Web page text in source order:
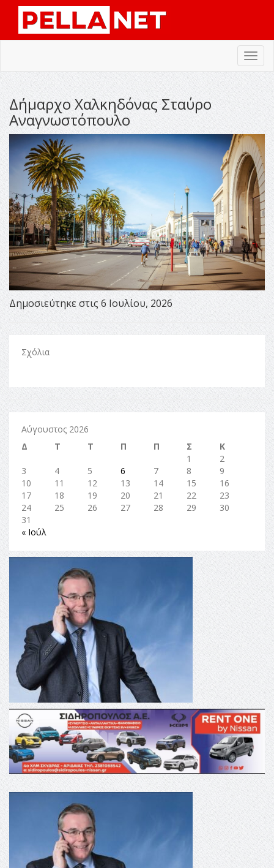
Δήμαρχο Χαλκηδόνας Σταύρο
Αναγνωστόπουλο
Δημοσιεύτηκε στις 6 Ιουλίου, 2026
Σχόλια
Αύγουστος 2026
Δ
Τ Τ Π Π Σ
Κ
1
2
3
4 5 6 7 8
9
10
11 12 13 14 15
16
17
18 19 20 21 22
23
24
25 26 27 28 29
30
31
« Ιούλ